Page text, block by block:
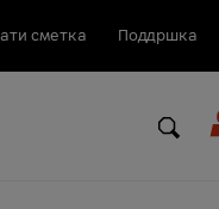
сметка Поддршка